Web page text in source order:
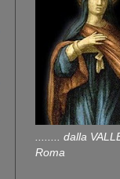
........ dalla
Roma